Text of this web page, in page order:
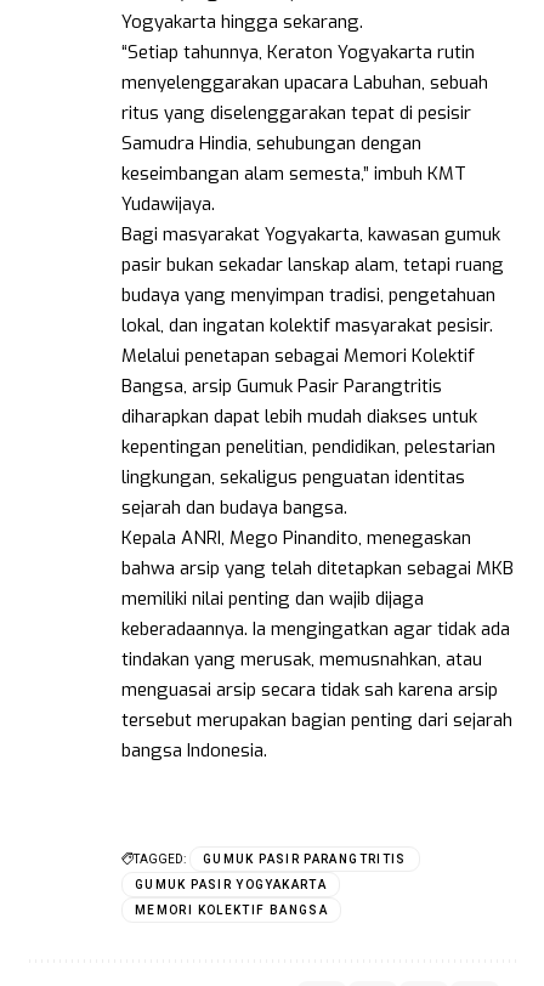
Yogyakarta hingga sekarang.
“Setiap tahunnya, Keraton Yogyakarta rutin
menyelenggarakan upacara Labuhan, sebuah
ritus yang diselenggarakan tepat di pesisir
Samudra Hindia, sehubungan dengan
keseimbangan alam semesta,” imbuh KMT
Yudawijaya.
Bagi masyarakat Yogyakarta, kawasan gumuk
pasir bukan sekadar lanskap alam, tetapi ruang
budaya yang menyimpan tradisi, pengetahuan
lokal, dan ingatan kolektif masyarakat pesisir.
Melalui penetapan sebagai Memori Kolektif
Bangsa, arsip Gumuk Pasir Parangtritis
diharapkan dapat lebih mudah diakses untuk
kepentingan penelitian, pendidikan, pelestarian
lingkungan, sekaligus penguatan identitas
sejarah dan budaya bangsa.
Kepala ANRI, Mego Pinandito, menegaskan
bahwa arsip yang telah ditetapkan sebagai MKB
memiliki nilai penting dan wajib dijaga
keberadaannya. Ia mengingatkan agar tidak ada
tindakan yang merusak, memusnahkan, atau
menguasai arsip secara tidak sah karena arsip
tersebut merupakan bagian penting dari sejarah
bangsa Indonesia.
TAGGED:
GUMUK PASIR PARANGTRITIS
GUMUK PASIR YOGYAKARTA
MEMORI KOLEKTIF BANGSA